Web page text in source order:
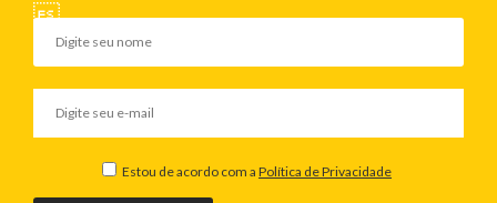
Estou de acordo com a Política de Privacidade